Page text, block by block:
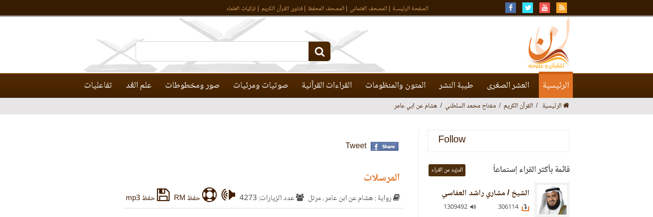
الصفحة الرئيسـة المصحف العثماني المصحف المحفظ فتاوى القرآن الكريم تزكيات العلماء
الرئيسية العشر الصغرى طيبة النشر المتون والمنظومات القراءات القرآنية صوتيات ومرئيات صور ومخطوطات علم العَّد تفاعليات
الرئيسية القرآن الكريم مفتاح محمد السلطني هشام عن ابي عامر
Tweet
المرسلات
رواية : هشام عن ابن عامر ، مرتل عدد الزيارات: 4273 حفظ RM حفظ mp3
Follow
قائمة بأكثر القراء إستماعاً المزيد من القراء
الشيخ / مشاري راشد العفاسي